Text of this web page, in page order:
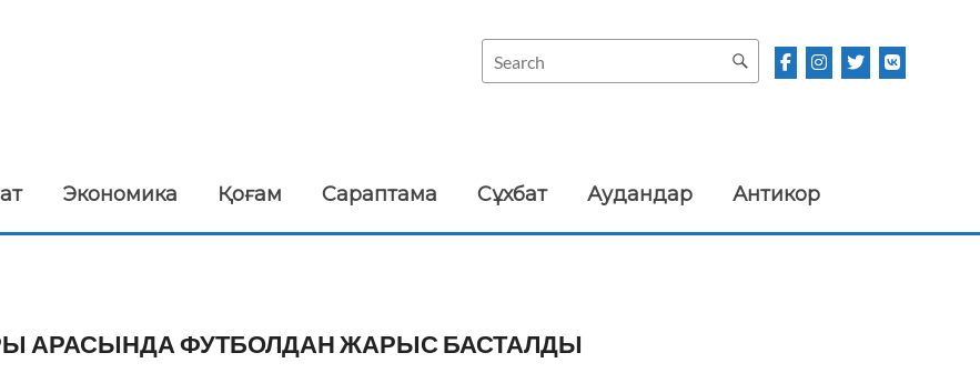
Экономика Қоғам Сараптама Сұхбат Аудандар Антикор
АРАСЫНДА ФУТБОЛДАН ЖАРЫС БАСТАЛДЫ